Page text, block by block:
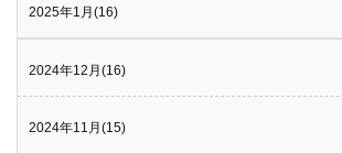
2025年1月(16)
2024年12月(16)
2024年11月(15)